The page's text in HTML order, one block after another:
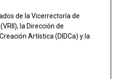
de la Vicerrectoría de
la Dirección de
Artística (DIDCa) y la